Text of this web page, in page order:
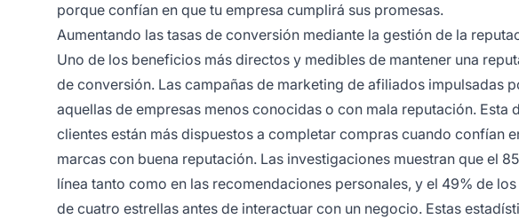
porque confían en que tu empresa cumplirá sus promesas.
Aumentando las tasas de conversión mediante la gestión de la
Uno de los beneficios más directos y medibles de mantener una
de conversión. Las campañas de marketing de afiliados impulsadas
aquellas de empresas menos conocidas o con mala reputación.
clientes están más dispuestos a completar compras cuando confían
marcas con buena reputación. Las investigaciones muestran que el
línea tanto como en las recomendaciones personales, y el 49% de
de cuatro estrellas antes de interactuar con un negocio. Estas